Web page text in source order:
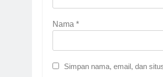
Nama *
Simpan nama, email, dan
5